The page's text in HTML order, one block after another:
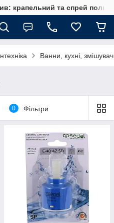
крапельний та спрей полив,
Ванни, кухні,
0 Фільтри